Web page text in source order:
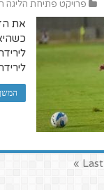
פרויקט פתיחת הליגה
את
Last »